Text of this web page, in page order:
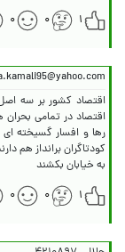
۱
۰ ۰
اقتصاد کشور بر سه
اقتصاد در تمامی بحران
رها و افسار گسیخته ای
کودتاگران برانداز هم
به خیابان بکشند
۱
۰ ۰